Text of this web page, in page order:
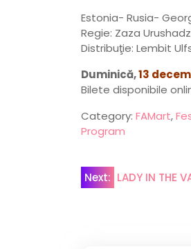
Estonia- Rusia-
Regie: Zaza
Distribuţie: Lembit
Duminică,13
Bilete disponibile
Category: FAMart,
Program
Post
Next: LADY IN THE